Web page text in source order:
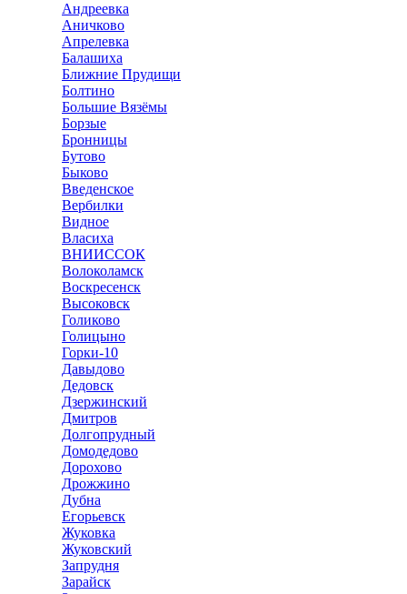
Андреевка
Аничково
Апрелевка
Балашиха
Ближние Прудищи
Болтино
Большие Вязёмы
Борзые
Бронницы
Бутово
Быково
Введенское
Вербилки
Видное
Власиха
ВНИИССОК
Волоколамск
Воскресенск
Высоковск
Голиково
Голицыно
Горки-10
Давыдово
Дедовск
Дзержинский
Дмитров
Долгопрудный
Домодедово
Дорохово
Дрожжино
Дубна
Егорьевск
Жуковка
Жуковский
Запрудня
Зарайск